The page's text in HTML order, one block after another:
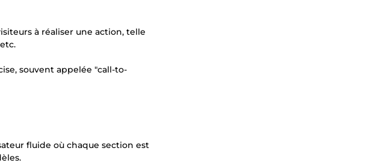
à réaliser une action, telle
souvent appelée "call-to-
fluide où chaque section est